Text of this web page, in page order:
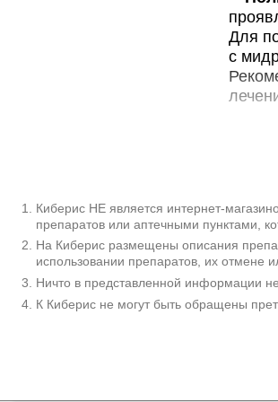
Для
с
Киберис НЕ является интернет-
препаратов или аптечными пунктами,
На Киберис размещены описания
использовании препаратов, их отмене
Ничто в представленной информации
К Киберис не могут быть обращены